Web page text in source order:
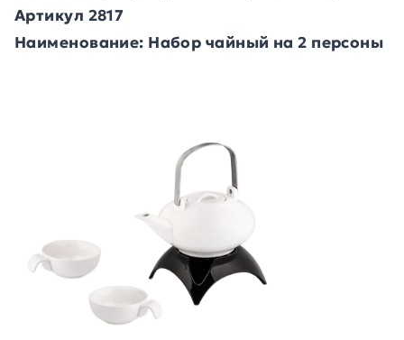
Артикул 2817
Наименование: Набор чайный на 2 персоны